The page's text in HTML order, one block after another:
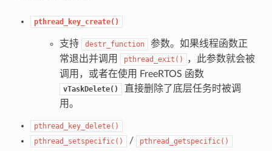
pthread_key_create()
支持 destr_function
参数。如果线程函数正
常退出并调用
pthread_exit()
，此参数就会被
调用，或者在使用 FreeRTOS 函数
vTaskDelete()
直接删除了底层任务时被调
用。
pthread_key_delete()
pthread_setspecific()
/ pthread_getspecific()